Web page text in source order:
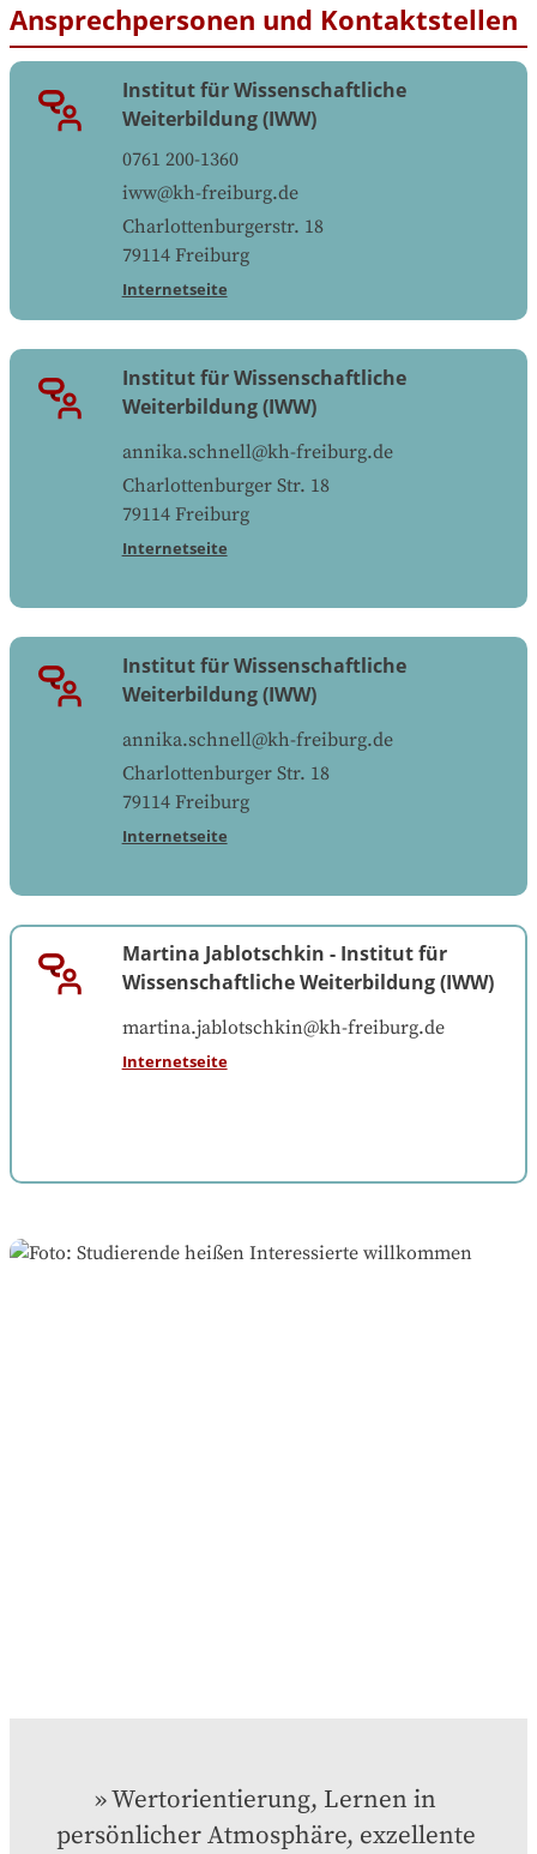
Ansprechpersonen und Kontaktstellen
Institut für Wissenschaftliche
Weiterbildung (IWW)
0761 200-1360
iww@kh-freiburg.de
Charlottenburgerstr. 18
79114 Freiburg
Internetseite
Institut für Wissenschaftliche
Weiterbildung (IWW)
annika.schnell@kh-freiburg.de
Charlottenburger Str. 18
79114 Freiburg
Internetseite
Institut für Wissenschaftliche
Weiterbildung (IWW)
annika.schnell@kh-freiburg.de
Charlottenburger Str. 18
79114 Freiburg
Internetseite
Martina Jablotschkin - Institut für
Wissenschaftliche Weiterbildung (IWW)
martina.jablotschkin@kh-freiburg.de
Internetseite
Wertorientierung, Lernen in
persönlicher Atmosphäre, exzellente